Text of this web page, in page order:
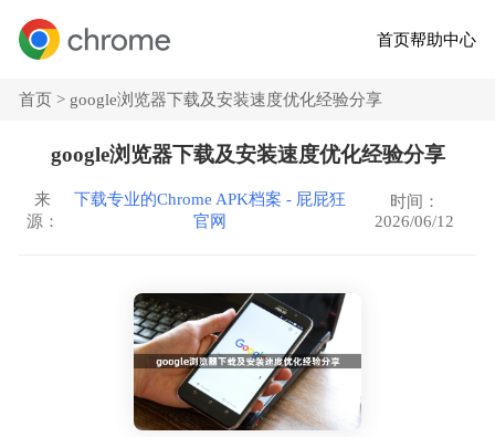
首页帮助中心
首页 > google浏览器下载及安装速度优化经验分享
google浏览器下载及安装速度优化经验分享
来
源：
下载专业的Chrome APK档案 - 屁屁狂
官网
时间：
2026/06/12